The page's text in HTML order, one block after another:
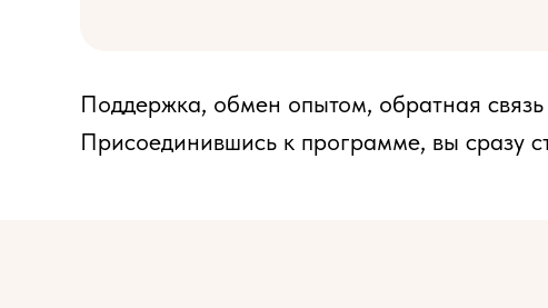
Поддержка, обмен опытом, обратная
Присоединившись к программе, вы сразу